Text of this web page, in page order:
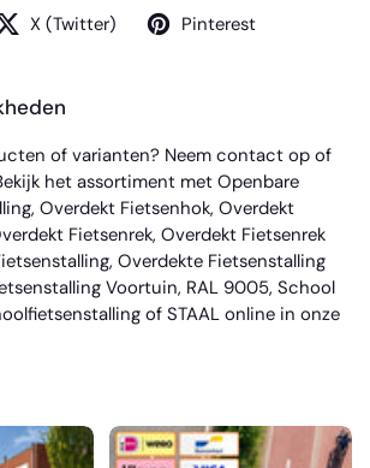
X (Twitter) Pinterest
of varianten? Neem contact op of
het assortiment met Openbare
, Overdekt Fietsenhok, Overdekt
Fietsenrek, Overdekt Fietsenrek
, Overdekte Fietsenstalling
Voortuin, RAL 9005, School
of STAAL online in onze